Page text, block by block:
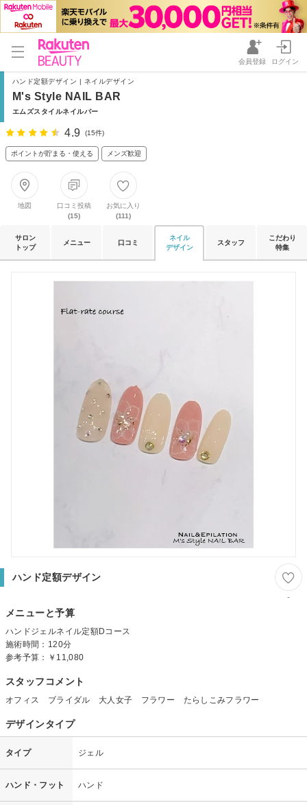
会員登録 ログイン
ハンド定額デザイン | ネイルデザイン
M's Style NAIL BAR
エムズスタイルネイルバー
4.9 (15件)
ポイントが貯まる・使える メンズ歓迎
地図
口コミ投稿
(15)
お気に入り
(111)
サロン
トップ
メニュー 口コミ
ネイル
デザイン
スタッフ
こだわり
特集
ハンド定額デザイン
-
メニューと予算
ハンドジェルネイル定額Dコース
施術時間：120分
参考予算：
￥11,080
スタッフコメント
オフィス ブライダル 大人女子 フラワー たらしこみフラワー
デザインタイプ
タイプ ジェル
ハンド・フット ハンド